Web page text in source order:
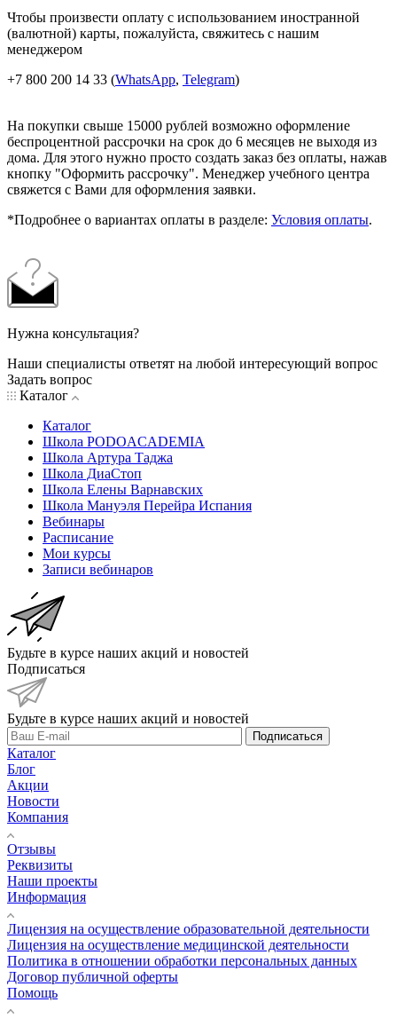
Чтобы произвести оплату с использованием иностранной
(валютной) карты, пожалуйста, свяжитесь с нашим
менеджером
+7 800 200 14 33 (WhatsApp, Telegram)
На покупки свыше 15000 рублей возможно оформление
беспроцентной рассрочки на срок до 6 месяцев не выходя из
дома. Для этого нужно просто создать заказ без оплаты, нажав
кнопку "Оформить рассрочку". Менеджер учебного центра
свяжется с Вами для оформления заявки.
*Подробнее о вариантах оплаты в разделе: Условия оплаты.
Нужна консультация?
Наши специалисты ответят на любой интересующий вопрос
Задать вопрос
Каталог
Каталог
Школа PODOACADEMIA
Школа Артура Таджа
Школа ДиаСтоп
Школа Елены Варнавских
Школа Мануэля Перейра Испания
Вебинары
Расписание
Мои курсы
Записи вебинаров
Будьте в курсе наших акций и новостей
Подписаться
Будьте в курсе наших акций и новостей
Подписаться
Каталог
Блог
Акции
Новости
Компания
Отзывы
Реквизиты
Наши проекты
Информация
Лицензия на осуществление образовательной деятельности
Лицензия на осуществление медицинской деятельности
Политика в отношении обработки персональных данных
Договор публичной оферты
Помощь